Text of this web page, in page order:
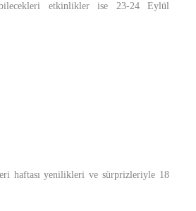
etkinlikler ise 23-24 Eylül
haftası yenilikleri ve sürprizleriyle 18